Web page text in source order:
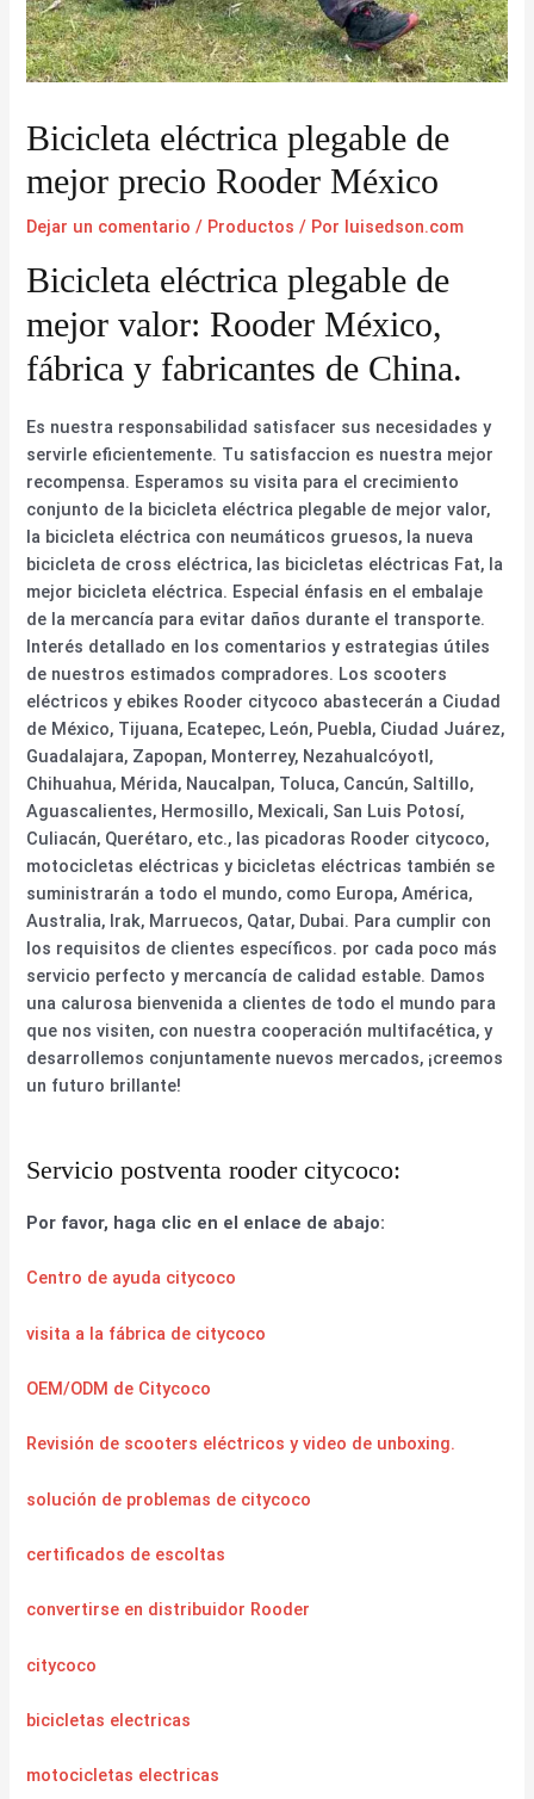
Bicicleta eléctrica plegable de
mejor precio Rooder México
Dejar un comentario / Productos / Por luisedson.com
Bicicleta eléctrica plegable de
mejor valor: Rooder México,
fábrica y fabricantes de China.
Es nuestra responsabilidad satisfacer sus necesidades y
servirle eficientemente. Tu satisfaccion es nuestra mejor
recompensa. Esperamos su visita para el crecimiento
conjunto de la bicicleta eléctrica plegable de mejor valor,
la bicicleta eléctrica con neumáticos gruesos, la nueva
bicicleta de cross eléctrica, las bicicletas eléctricas Fat, la
mejor bicicleta eléctrica. Especial énfasis en el embalaje
de la mercancía para evitar daños durante el transporte.
Interés detallado en los comentarios y estrategias útiles
de nuestros estimados compradores. Los scooters
eléctricos y ebikes Rooder citycoco abastecerán a Ciudad
de México, Tijuana, Ecatepec, León, Puebla, Ciudad Juárez,
Guadalajara, Zapopan, Monterrey, Nezahualcóyotl,
Chihuahua, Mérida, Naucalpan, Toluca, Cancún, Saltillo,
Aguascalientes, Hermosillo, Mexicali, San Luis Potosí,
Culiacán, Querétaro, etc., las picadoras Rooder citycoco,
motocicletas eléctricas y bicicletas eléctricas también se
suministrarán a todo el mundo, como Europa, América,
Australia, Irak, Marruecos, Qatar, Dubai. Para cumplir con
los requisitos de clientes específicos. por cada poco más
servicio perfecto y mercancía de calidad estable. Damos
una calurosa bienvenida a clientes de todo el mundo para
que nos visiten, con nuestra cooperación multifacética, y
desarrollemos conjuntamente nuevos mercados, ¡creemos
un futuro brillante!
Servicio postventa rooder citycoco:
Por favor, haga clic en el enlace de abajo:
Centro de ayuda citycoco
visita a la fábrica de citycoco
OEM/ODM de Citycoco
Revisión de scooters eléctricos y video de unboxing.
solución de problemas de citycoco
certificados de escoltas
convertirse en distribuidor Rooder
citycoco
bicicletas electricas
motocicletas electricas